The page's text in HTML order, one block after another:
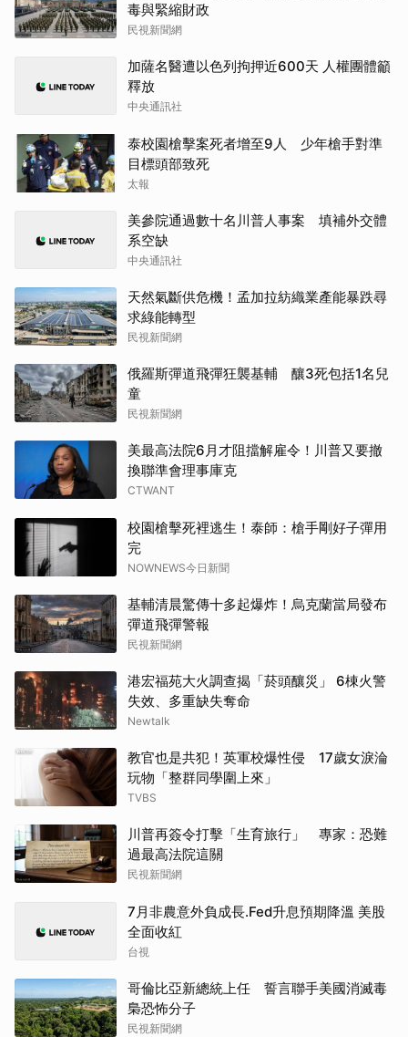
毒與緊縮財政
民視新聞網
加薩名醫遭以色列拘押近600天 人權團體籲
釋放
中央通訊社
泰校園槍擊案死者增至9人 少年槍手對準
目標頭部致死
太報
美參院通過數十名川普人事案 填補外交體
系空缺
中央通訊社
天然氣斷供危機！孟加拉紡織業產能暴跌尋
求綠能轉型
民視新聞網
俄羅斯彈道飛彈狂襲基輔 釀3死包括1名兒
童
民視新聞網
美最高法院6月才阻擋解雇令！川普又要撤
換聯準會理事庫克
CTWANT
校園槍擊死裡逃生！泰師：槍手剛好子彈用
完
NOWNEWS今日新聞
基輔清晨驚傳十多起爆炸！烏克蘭當局發布
彈道飛彈警報
民視新聞網
港宏福苑大火調查揭「菸頭釀災」 6棟火警
失效、多重缺失奪命
Newtalk
教官也是共犯！英軍校爆性侵 17歲女淚淪
玩物「整群同學圍上來」
TVBS
川普再簽令打擊「生育旅行」 專家：恐難
過最高法院這關
民視新聞網
7月非農意外負成長.Fed升息預期降溫 美股
全面收紅
台視
哥倫比亞新總統上任 誓言聯手美國消滅毒
梟恐怖分子
民視新聞網